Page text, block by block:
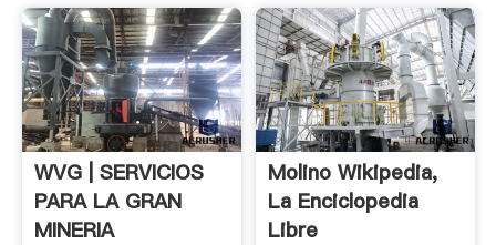
WVG | SERVICIOS
PARA LA GRAN
MINERIA
Molino Wikipedia,
La Enciclopedia
Libre